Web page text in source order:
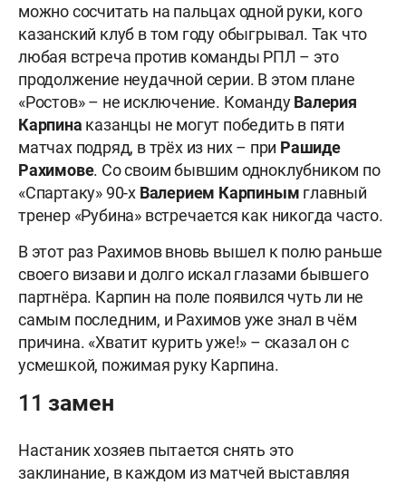
можно сосчитать на пальцах одной руки, кого
казанский клуб в том году обыгрывал. Так что
любая встреча против команды РПЛ – это
продолжение неудачной серии. В этом плане
«Ростов» – не исключение. КомандуВалерия
Карпина казанцы не могут победить в пяти
матчах подряд, в трёх из них – при Рашиде
Рахимове. Со своим бывшим одноклубником по
«Спартаку» 90-х Валерием Карпиным главный
тренер «Рубина» встречается как никогда часто.
В этот раз Рахимов вновь вышел к полю раньше
своего визави и долго искал глазами бывшего
партнёра. Карпин на поле появился чуть ли не
самым последним, и Рахимов уже знал в чём
причина. «Хватит курить уже!» – сказал он с
усмешкой, пожимая руку Карпина.
11 замен
Настаник хозяев пытается снять это
заклинание, в каждом из матчей выставляя